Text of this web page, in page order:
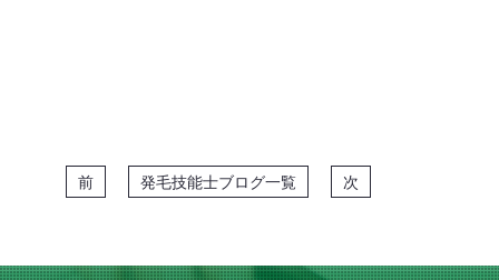
前 発毛技能士ブログ一覧 次